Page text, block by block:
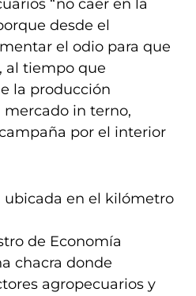
“no caer en la
desde el
el odio para que
al tiempo que
la producción
mercado in terno,
por el interior
ubicada en el kilómetro
de Economía
chacra donde
agropecuarios y